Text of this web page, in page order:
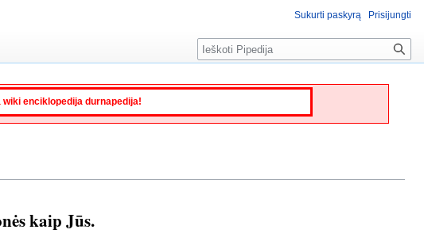
enciklopedija durnapedija!
kaip Jūs.
Sukurti paskyrą Prisijungti
Paieška